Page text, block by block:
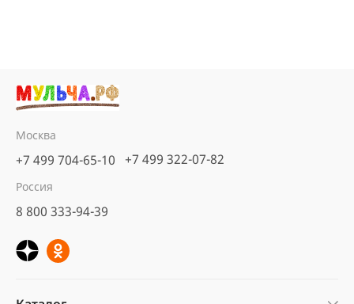
Москва
+7 499 704-65-10 +7 499 322-07-82
Россия
8 800 333-94-39